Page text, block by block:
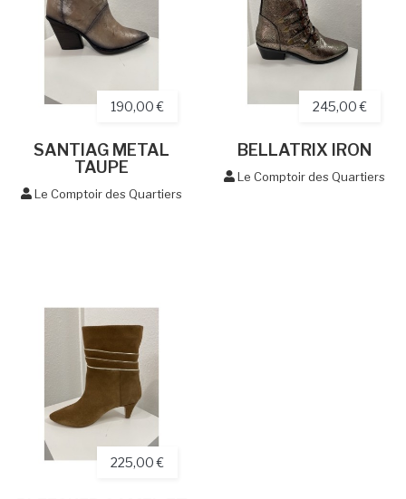
190,00 €
SANTIAG METAL
TAUPE
Le Comptoir des Quartiers
245,00 €
BELLATRIX IRON
Le Comptoir des Quartiers
225,00 €